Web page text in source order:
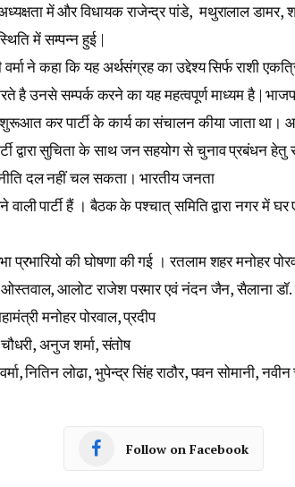
में और विधायक राजेन्द्र पांडे, मथुरालाल डामर,
में सम्पन्न हुई |
ने कहा कि यह अर्थसंग्रह का उद्देश्य सिर्फ राशी
है उनसे सम्पर्क करने का यह महत्वपूर्ण माध्यम है |
शुरूआत कर पार्टी के कार्य का संचालन कीया जाता
द्वारा सुचिता के साथ जन सहयोग से चुनाव प्रबंधन हेतु
दल नहीं चल सकता। भारतीय जनता
वाली पार्टी हैं । बैठक के पश्चात्‌ समिति द्वारा नगर में
की घोषणा की गई । रतलाम शहर मनोहर
आलोट राजेश परमार एवं नंदन जैन, सैलाना डॉ.
मनोहर पोरवाल, प्रदीप
अनुज शर्मा, संतोष
नितिन लोढा, भुपेन्द्र सिंह राठौर, पवन सोमानी,
Follow on Facebook